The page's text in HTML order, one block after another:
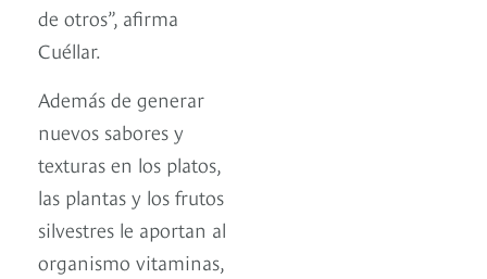
de otros”, afirma
Cuéllar.
Además de generar
nuevos sabores y
texturas en los platos,
las plantas y los frutos
silvestres le aportan al
organismo vitaminas,